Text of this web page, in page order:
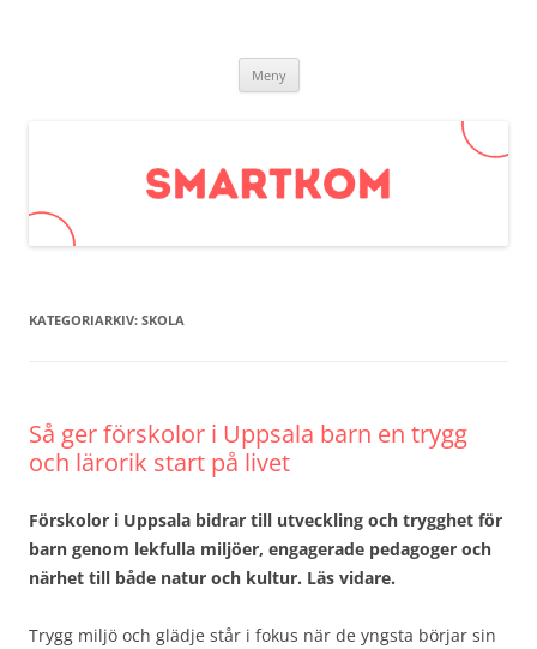
Meny Hoppa
innehåll
KATEGORIARKIV: SKOLA
Så ger förskolor i Uppsala barn en trygg
och lärorik start på livet
Förskolor i Uppsala bidrar till utveckling och trygghet för
barn genom lekfulla miljöer, engagerade pedagoger och
närhet till både natur och kultur. Läs vidare.
Trygg miljö och glädje står i fokus när de yngsta börjar sin